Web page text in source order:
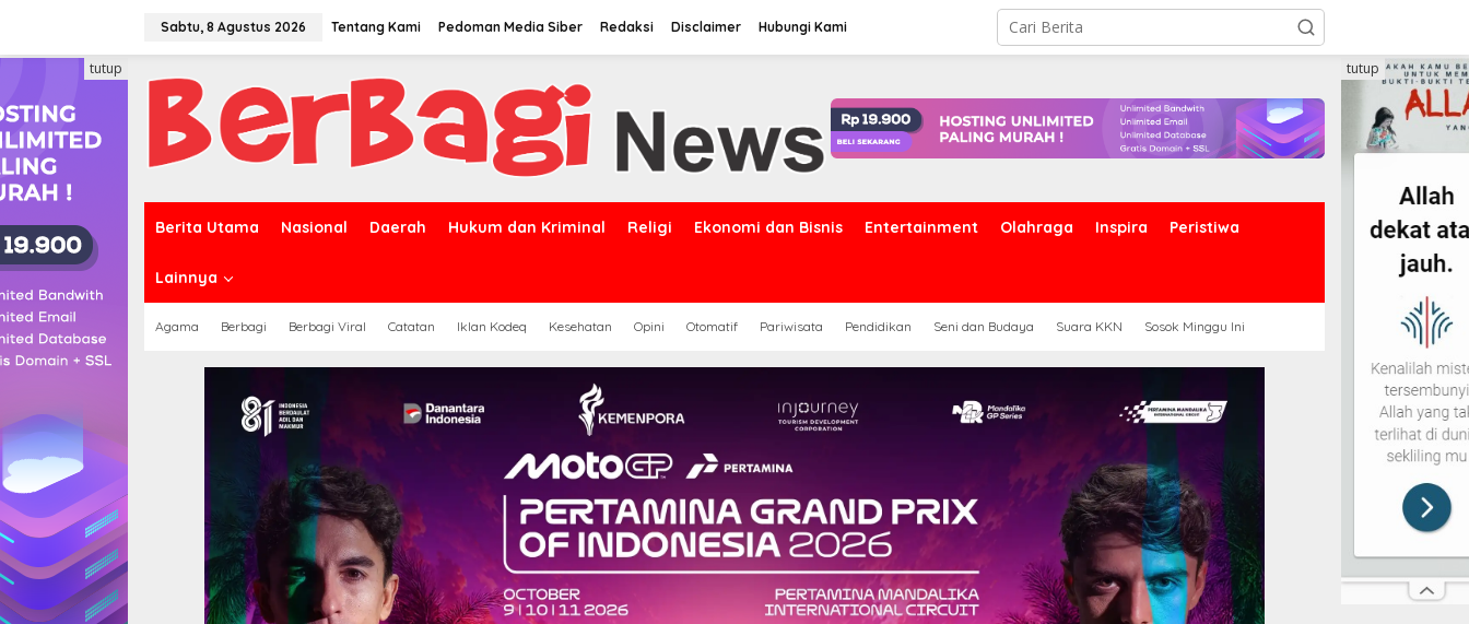
Sabtu, 8 Agustus 2026 Tentang Kami Pedoman Media Siber Redaksi Disclaimer Hubungi Kami
Berita Utama Nasional Daerah Hukum dan Kriminal Religi Ekonomi dan Bisnis Entertainment Olahraga Inspira Peristiwa
Lainnya
Agama Berbagi Berbagi Viral Catatan Iklan Kodeq Kesehatan Opini Otomatif Pariwisata Pendidikan Seni dan Budaya Suara KKN Sosok Minggu Ini
tutup tutup